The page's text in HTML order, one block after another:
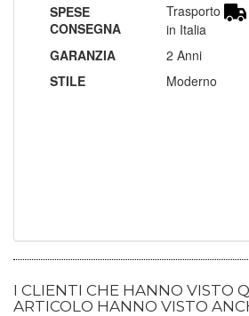
SPESE
CONSEGNA
Trasporto
in Italia
GARANZIA
2 Anni
STILE
Moderno
I CLIENTI CHE HANNO VISTO
ARTICOLO HANNO VISTO